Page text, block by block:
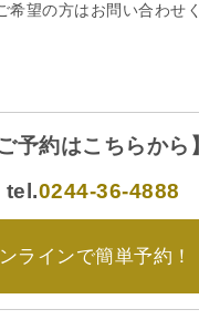
希望の方はお問い合わせ
ご予約はこちらから】
tel.0244-36-4888
ラインで簡単予約！